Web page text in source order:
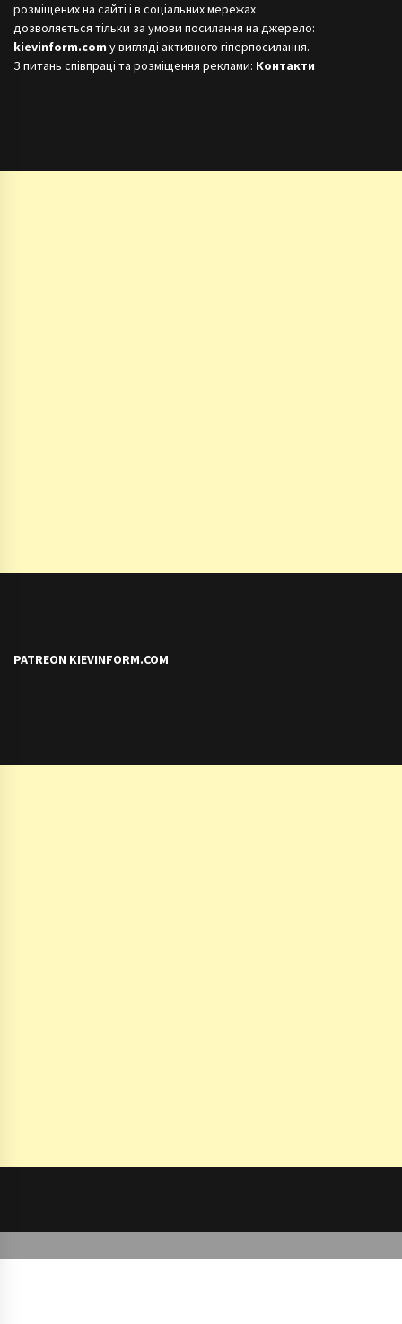
розміщених на сайті і в соціальних мережах
дозволяється тільки за умови посилання на джерело:
kievinform.com у вигляді активного гіперпосилання.
З питань співпраці та розміщення реклами: Контакти
PATREON KIEVINFORM.COM